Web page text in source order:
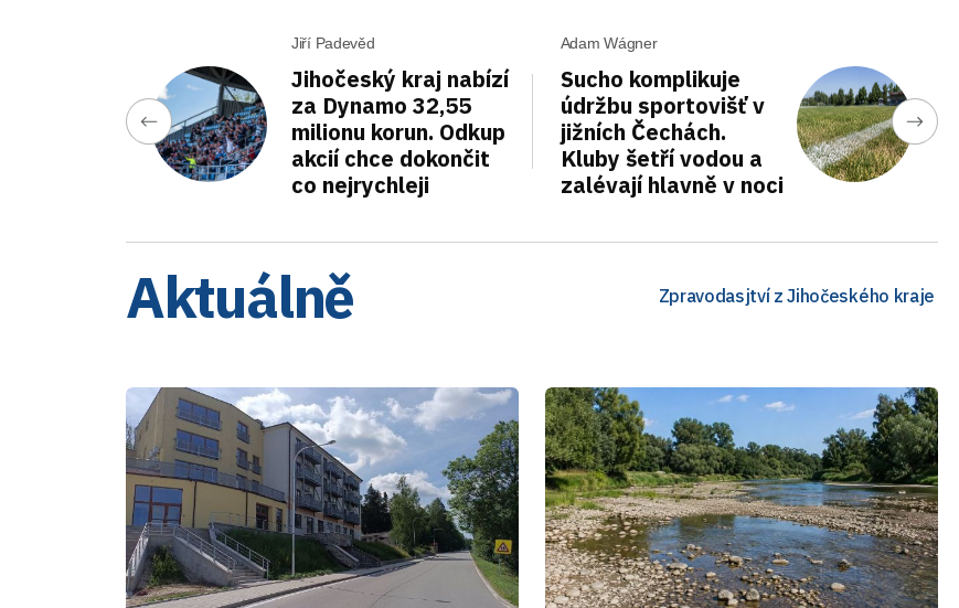
Jiří Padevěd
Jihočeský kraj nabízí
za Dynamo 32,55
milionu korun. Odkup
akcií chce dokončit
co nejrychleji
Adam Wágner
Sucho komplikuje
údržbu sportovišť v
jižních Čechách.
Kluby šetří vodou a
zalévají hlavně v noci
Aktuálně Zpravodasjtví z Jihočeského kraje